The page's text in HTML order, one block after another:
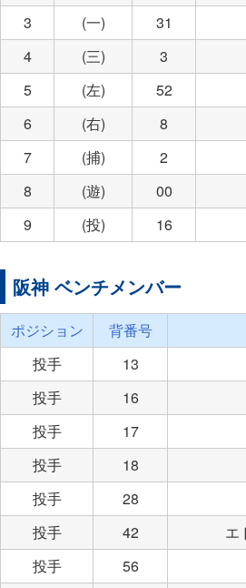
3
(一) 31
4
(三) 3
5
(左) 52
6
(右) 8
7
(捕) 2
8
(遊) 00
9
(投) 16
阪神 ベンチメンバー
ポジション 背番号
投手
13
投手
16
投手
17
投手
18
投手
28
投手
42
エ
投手
56